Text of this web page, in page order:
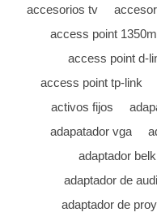
accesorios tv
access point
access point d-
access point tp-link
activos fijos
adapatador vga
adaptador
adaptador de
adaptador de